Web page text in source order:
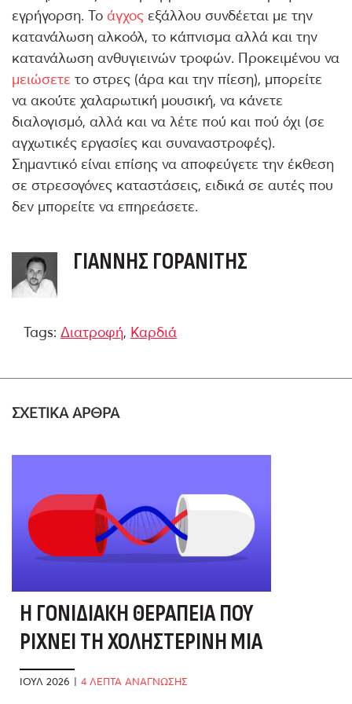
εγρήγορση. Το άγχος εξάλλου συνδέεται με την
κατανάλωση αλκοόλ, το κάπνισμα αλλά και την
κατανάλωση ανθυγιεινών τροφών. Προκειμένου να
μειώσετε το στρες (άρα και την πίεση), μπορείτε
να ακούτε χαλαρωτική μουσική, να κάνετε
διαλογισμό, αλλά και να λέτε πού και πού όχι (σε
αγχωτικές εργασίες και συναναστροφές).
Σημαντικό είναι επίσης να αποφεύγετε την έκθεση
σε στρεσογόνες καταστάσεις, ειδικά σε αυτές που
δεν μπορείτε να επηρεάσετε.
ΓΙΆΝΝΗΣ ΓΟΡΑΝΊΤΗΣ
Tags: Διατροφή, Καρδιά
ΣΧΕΤΙΚΑ ΑΡΘΡΑ
Η ΓΟΝΙΔΙΑΚΉ ΘΕΡΑΠΕΊΑ ΠΟΥ
ΡΊΧΝΕΙ ΤΗ ΧΟΛΗΣΤΕΡΊΝΗ ΜΙΑ
ΚΑΙ ΚΑΛΉ
ΙΟΎΛ 2026 | 4 ΛΕΠΤΑ ΑΝΑΓΝΩΣΗΣ